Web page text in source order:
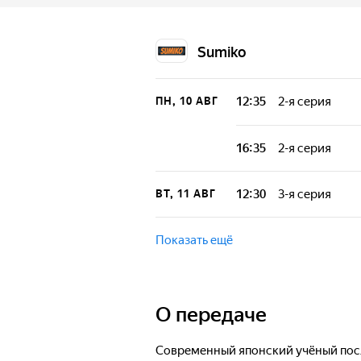
Sumiko
ПН, 10 АВГ 12:35 2-я серия
Учёный
легендарный
силу духов, и
16:35 2-я серия
Учёный
мире. У неё есть
легендарный
силу духов, и
ВТ, 11 АВГ 12:30 3-я серия
Учёный
Показать ещё
О передаче
Современный японский учёный